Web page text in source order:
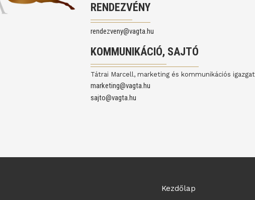
RENDEZVÉNY
rendezveny@vagta.hu
KOMMUNIKÁCIÓ, SAJTÓ
Tátrai Marcell, marketing és kommunikációs
marketing@vagta.hu
sajto@vagta.hu
Kezdőlap